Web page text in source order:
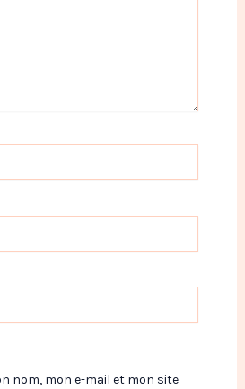
nom, mon e-mail et mon site